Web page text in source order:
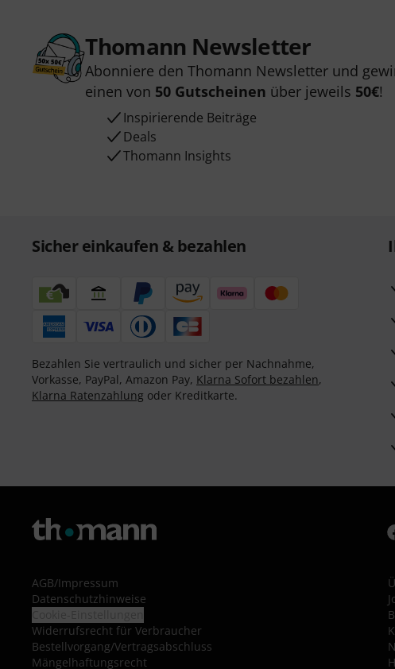
Thomann Newsletter
Abonniere den Thomann Newsletter und
einen von 50 Gutscheinen über jeweils 50€!
Inspirierende Beiträge
Deals
Thomann Insights
Sicher einkaufen & bezahlen
Bezahlen Sie vertraulich und sicher per Nachnahme,
Vorkasse, PayPal, Amazon Pay, Klarna Sofort bezahlen,
Klarna Ratenzahlung oder Kreditkarte.
AGB/Impressum
Datenschutzhinweise
Widerrufsrecht für Verbraucher
Bestellvorgang/Vertragsabschluss
Mängelhaftungsrecht